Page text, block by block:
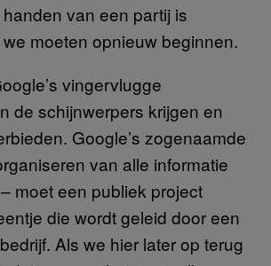
van een partij is
moeten opnieuw beginnen.
vingervlugge
de schijnwerpers krijgen en
Google’s zogenaamde
van alle informatie
moet een publiek project
die wordt geleid door een
Als we hier later op terug